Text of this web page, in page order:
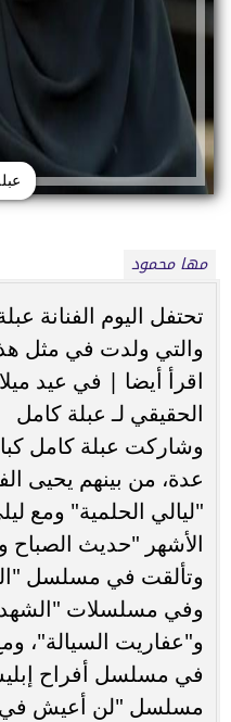
مها محمود
والتي ولدت في مثل هذا
اقرأ أيضا | في عيد
الحقيقي لـ عبلة كامل
وشاركت عبلة كامل
عدة، من بينهم يحيى
"ليالي الحلمية" ومع
الأشهر "حديث الصباح
وتألقت في مسلسل
وفي مسلسلات "الشهد
و"عفاريت السيالة"،
في مسلسل أفراح
مسلسل "لن أعيش في